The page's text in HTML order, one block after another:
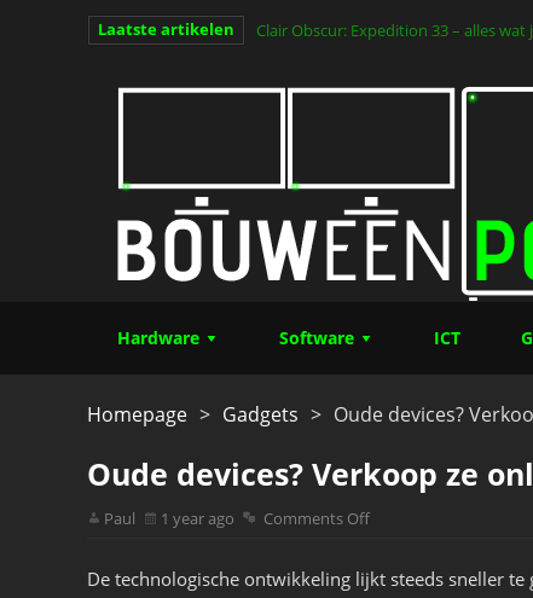
Laatste artikelen Clair Obscur: Expedition 33 – alles
van het jaar (Deel 1)
Hardware Software ICT
Homepage > Gadgets > Oude devices?
Oude devices? Verkoop ze
Paul 1 year ago Comments Off
De technologische ontwikkeling lijkt steeds sneller te